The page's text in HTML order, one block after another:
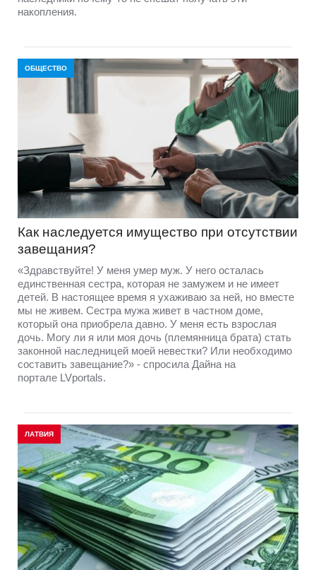
накопления.
ОБЩЕСТВО
Как наследуется имущество при отсутствии
завещания?
«Здравствуйте! У меня умер муж. У него осталась
единственная сестра, которая не замужем и не имеет
детей. В настоящее время я ухаживаю за ней, но вместе
мы не живем. Сестра мужа живет в частном доме,
который она приобрела давно. У меня есть взрослая
дочь. Могу ли я или моя дочь (племянница брата) стать
законной наследницей моей невестки? Или необходимо
составить завещание?» - спросила Дайна на
портале LVportals.
ЛАТВИЯ